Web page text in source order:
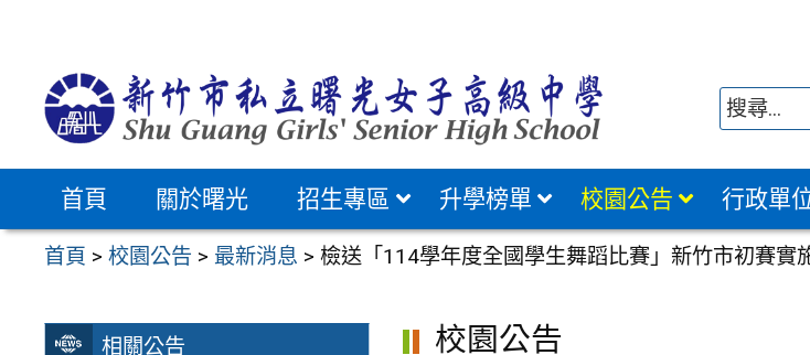
首頁 關於曙光 招生專區 升學榜單 校園公告 行政單
首頁 >校園公告 > 最新消息 >檢送「114學年度全國學生舞蹈比賽」新竹市初賽實
相關公告 校園公告